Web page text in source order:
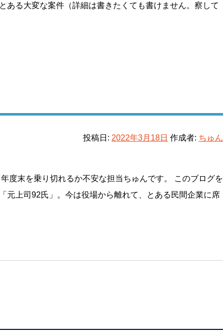
ある大変な案件（詳細は書きたくても書けません。察して
投稿日: 2022年3月18日 作成者: ちゅん
度末を乗り切れるか不安な担当ちゅんです。 このブログを
元上司92氏」。今は役場から離れて、とある民間企業に席